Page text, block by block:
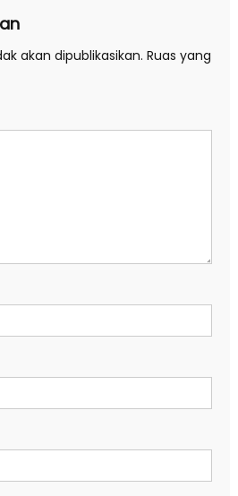
akan dipublikasikan. Ruas yang